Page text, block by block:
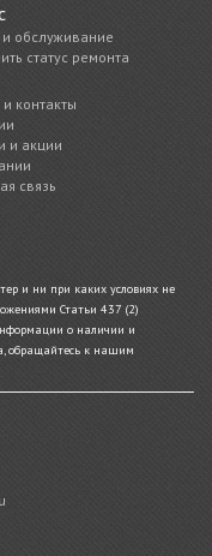
обслуживание
статус ремонта
контакты
и акции
связь
и ни при каких условиях не
Статьи 437 (2)
о наличии и
обращайтесь к нашим